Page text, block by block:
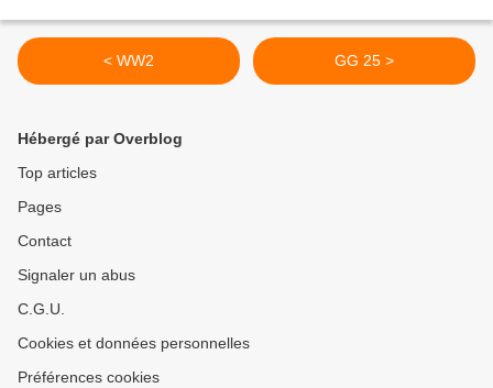
< WW2 GG 25 >
Hébergé par Overblog
Top articles
Pages
Contact
Signaler un abus
C.G.U.
Cookies et données personnelles
Préférences cookies